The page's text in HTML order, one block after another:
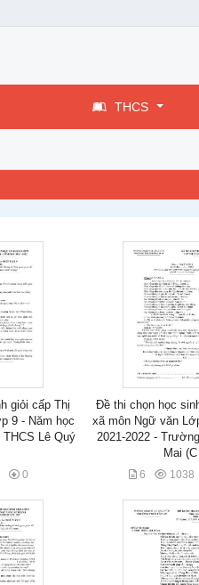
THCS
giỏi cấp Thị
9 - Năm học
Lê Quý
0
Đề thi chọn học
xã môn Ngữ văn
2021-2022 -
Mai (C
6 1038